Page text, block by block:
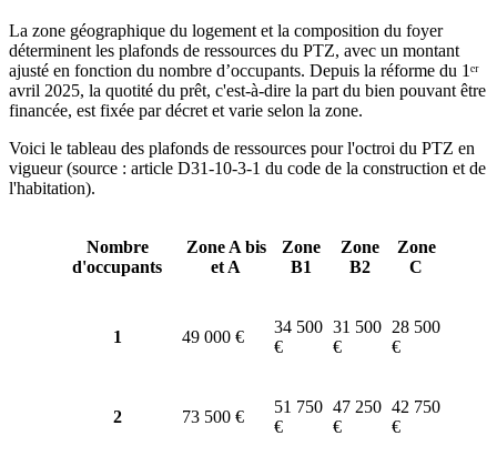
La zone géographique du logement et la composition du foyer
déterminent les plafonds de ressources du PTZ, avec un montant
ajusté en fonction du nombre d’occupants. Depuis la réforme du 1ᵉʳ
avril 2025, la quotité du prêt, c'est-à-dire la part du bien pouvant être
financée, est fixée par décret et varie selon la zone.
Voici le tableau des plafonds de ressources pour l'octroi du PTZ en
vigueur (source : article D31-10-3-1 du code de la construction et de
l'habitation).
Nombre
d'occupants
Zone A bis
et A
Zone
B1
Zone
B2
Zone
C
1 49 000 €
34 500
€
31 500
€
28 500
€
2 73 500 €
51 750
€
47 250
€
42 750
€